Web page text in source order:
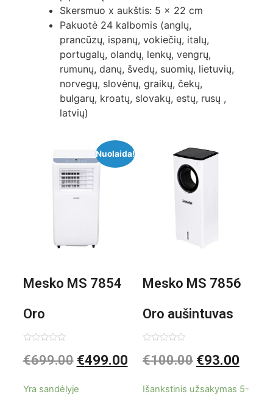
Skersmuo x aukštis: 5 x 22 cm
Pakuotė 24 kalbomis (anglų,
prancūzų, ispanų, vokiečių, italų,
portugalų, olandų, lenkų, vengrų,
rumunų, danų, švedų, suomių, lietuvių,
norvegų, slovėnų, graikų, čekų,
bulgarų, kroatų, slovakų, estų, rusų ,
latvių)
Nuolaida!
Mesko MS 7854
Oro
kondicionierius
0
iš
€699.00 €499.00
Yra sandėlyje
Mesko MS 7856
Oro aušintuvas
be ašmenų 3in1
0
iš
€100.00 €93.00
Išankstinis užsakymas 5-